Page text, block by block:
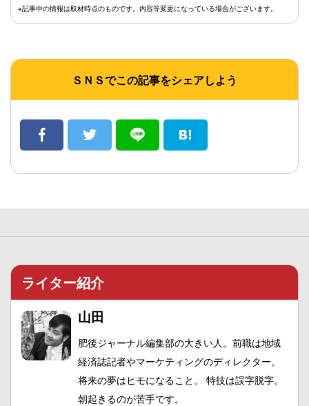
※記事中の情報は取材時点のものです。内容等変更になっている場合がございます。
ＳＮＳでこの記事をシェアしよう
ライター紹介
山田
肥後ジャーナル編集部の大きい人。前職は地域
経済誌記者やマーケティングのディレクター。
将来の夢はヒモになること。 特技は誤字脱字。
朝起きるのが苦手です。